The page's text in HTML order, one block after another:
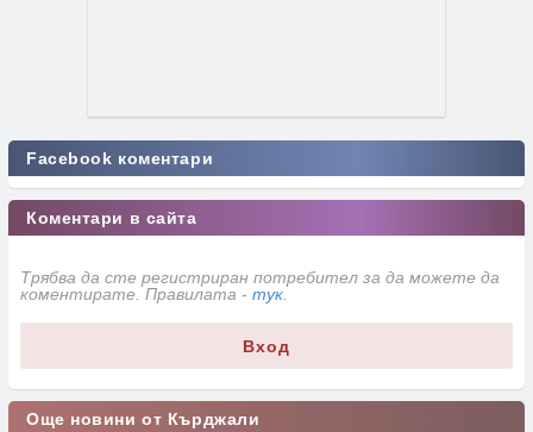
Facebook коментари
Коментари в сайта
Трябва да сте регистриран потребител за да можете да
коментирате. Правилата - тук
Вход
Още новини от Кърджали